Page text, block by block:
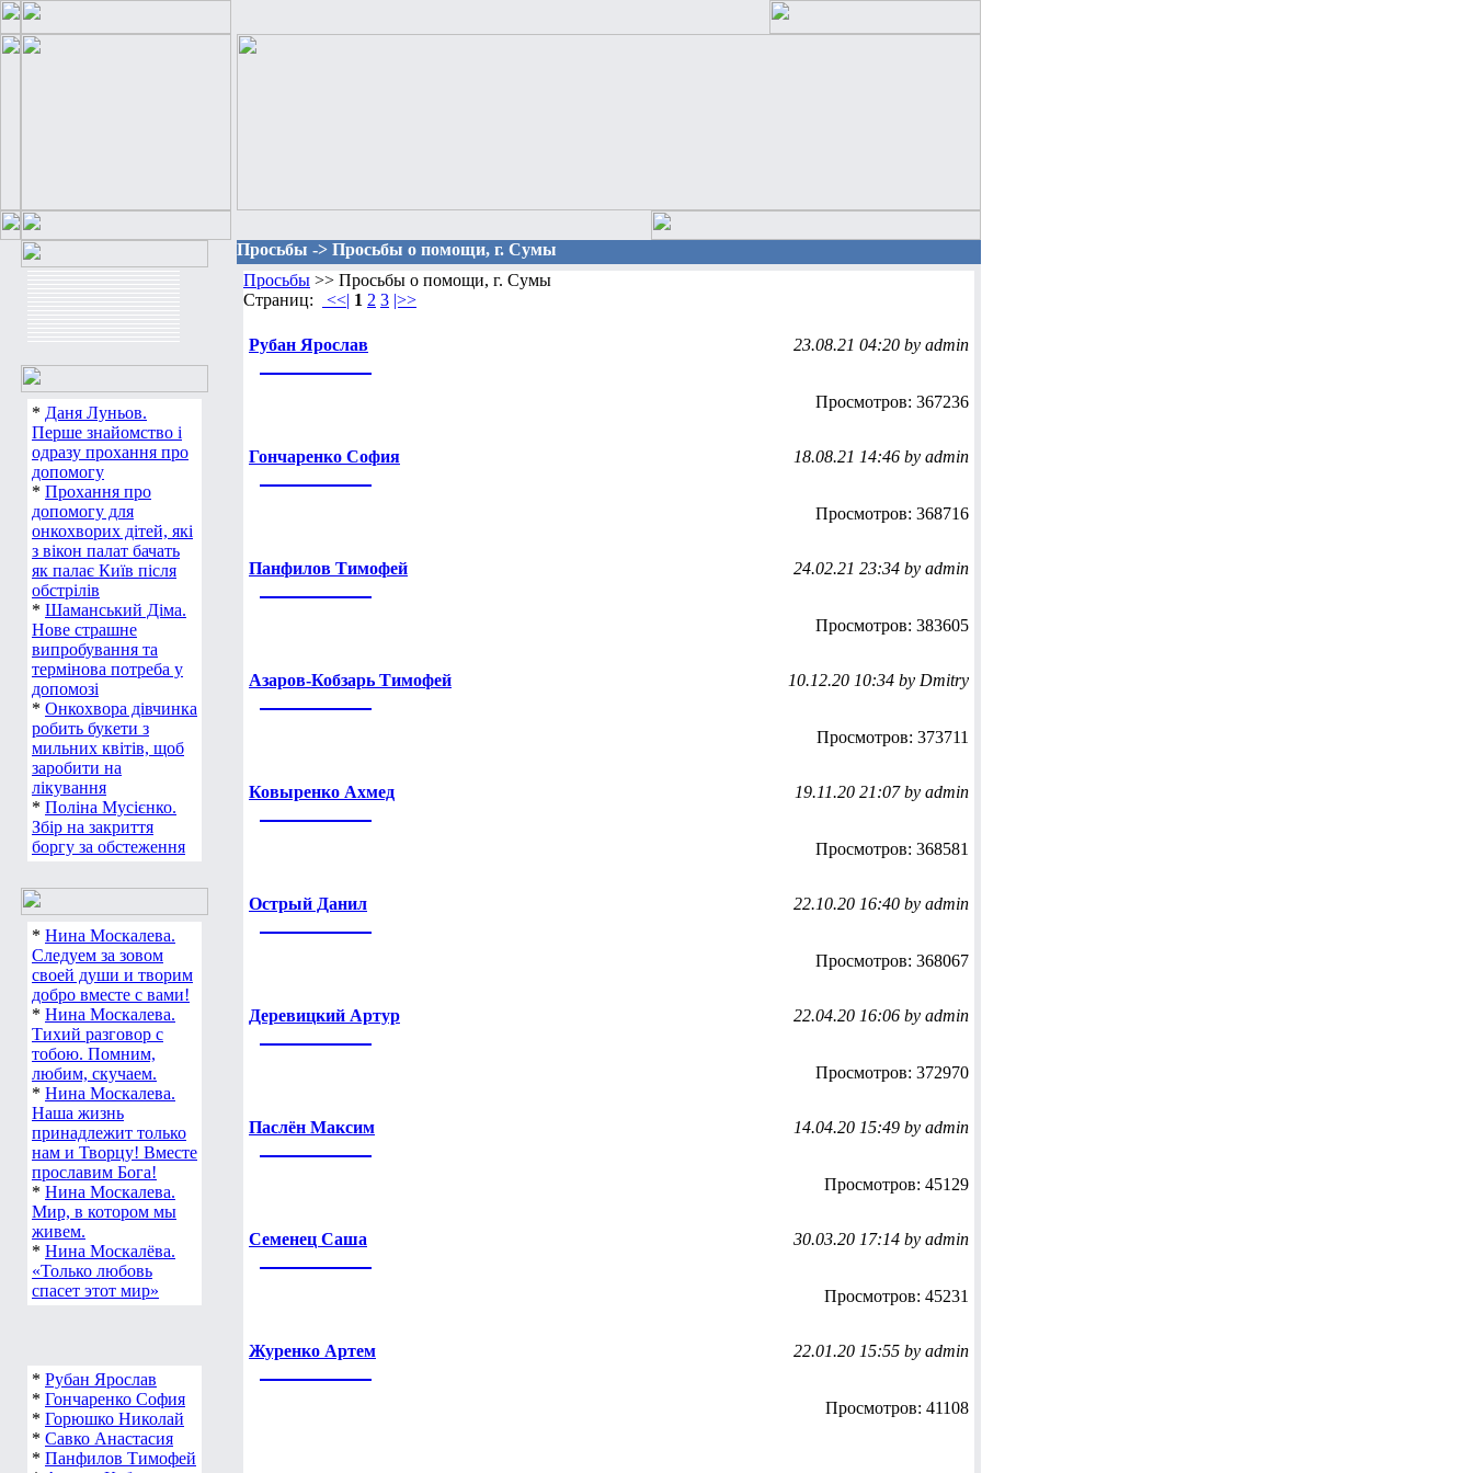
* Даня Луньов.
Перше знайомство і
одразу прохання про
допомогу
* Прохання про
допомогу для
онкохворих дітей, які
з вікон палат бачать
як палає Київ після
обстрілів
* Шаманський Діма.
Нове страшне
випробування та
термінова потреба у
допомозі
* Онкохвора дівчинка
робить букети з
мильних квітів, щоб
заробити на
лікування
* Поліна Мусієнко.
Збір на закриття
боргу за обстеження
* Нина Москалева.
Следуем за зовом
своей души и творим
добро вместе с вами!
* Нина Москалева.
Тихий разговор с
тобою. Помним,
любим, скучаем.
* Нина Москалева.
Наша жизнь
принадлежит только
нам и Творцу! Вместе
прославим Бога!
* Нина Москалева.
Мир, в котором мы
живем.
* Нина Москалёва.
«Только любовь
спасет этот мир»
* Рубан Ярослав
* Гончаренко София
* Горюшко Николай
* Савко Анастасия
* Панфилов Тимофей
Просьбы -> Просьбы о помощи, г. Сумы
Просьбы >> Просьбы о помощи, г. Сумы
Страниц:
<<| 1 2 3 |>>
Рубан Ярослав 23.08.21 04:20 by admin
Просмотров: 367236
Гончаренко София 18.08.21 14:46 by admin
Просмотров: 368716
Панфилов Тимофей 24.02.21 23:34 by admin
Просмотров: 383605
Азаров-Кобзарь Тимофей 10.12.20 10:34 by Dmitry
Просмотров: 373711
Ковыренко Ахмед 19.11.20 21:07 by admin
Просмотров: 368581
Острый Данил 22.10.20 16:40 by admin
Просмотров: 368067
Деревицкий Артур 22.04.20 16:06 by admin
Просмотров: 372970
Паслён Максим 14.04.20 15:49 by admin
Просмотров: 45129
Семенец Саша 30.03.20 17:14 by admin
Просмотров: 45231
Журенко Артем 22.01.20 15:55 by admin
Просмотров: 41108